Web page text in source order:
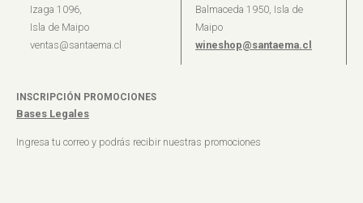
Izaga 1096,
Isla de Maipo
ventas@santaema.cl
Balmaceda 1950, Isla de
Maipo
wineshop@santaema.cl
INSCRIPCIÓN PROMOCIONES
Bases Legales
Ingresa tu correo y podrás recibir nuestras promociones